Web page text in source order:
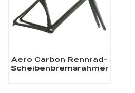
Aero Carbon Rennrad-
Scheibenbremsrahmen